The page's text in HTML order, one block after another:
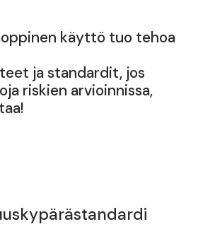
käyttö tuo tehoa
ja standardit, jos
riskien arvioinnissa,